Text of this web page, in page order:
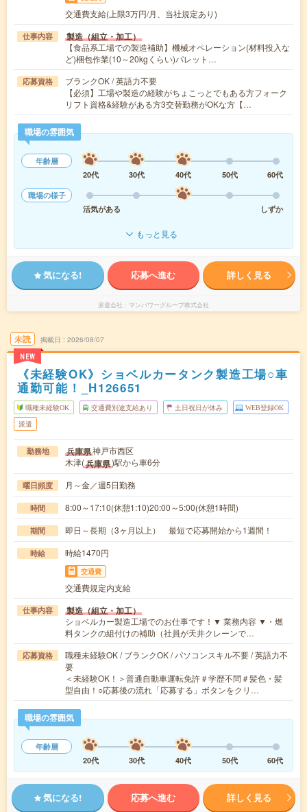
交通費支給(上限3万円/月、当社規定あり)
仕事内容 製造（組立・加工）
【食品系工場での製造補助】機械オペレーション(材料投入な
ど)梱包作業(10～20kgくらい)パレット…
応募資格
ブランクOK / 英語力不要
【必須】工場や製造の経験がちょこっとでもある方フォーク
リフト資格&経験がある方3交替勤務がOKな方【…
職場の雰囲気
年齢層
20代
30代 40代 50代
60代
職場の様子
活気がある
しずか
もっと見る
気になる! 応募へ進む 詳しく見る
派遣会社 マンパワーグループ株式会社
未読
NEW
掲載日 2026/08/07
《未経験OK》ショベルカータンク製造工場○車
通勤可能！_H126651
職種未経験OK 交通費別途支給あり 土日祝日が休み WEB登録OK
派遣
勤務地 兵庫県神戸市西区
木津(兵庫県)駅から車6分
曜日頻度 月～金／週5日勤務
時間 8:00～17:10(休憩1:10)20:00～5:00(休憩1時間)
期間 即日～長期（3ヶ月以上） 最短で応募開始から1週間！
時給 時給1470円
交通費
交通費規定内支給
仕事内容 製造（組立・加工）
ショベルカー製造工場でのお仕事です！▼ 業務内容 ▼・燃
料タンクの組付けの補助（社員が天井クレーンで…
応募資格
職種未経験OK / ブランクOK / パソコンスキル不要 / 英語力不
要
＜未経験OK！＞普通自動車運転免許＃学歴不問＃髪色・髪
型自由！○応募後の流れ「応募する」ボタンをクリ…
職場の雰囲気
年齢層
20代
30代 40代 50代 60代
気になる! 応募へ進む 詳しく見る